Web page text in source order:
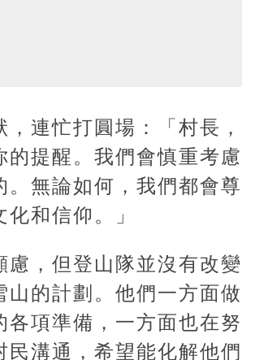
，連忙打圓場：「村長，
的提醒。我們會慎重考慮
。無論如何，我們都會尊
和信仰。」
慮，但登山隊並沒有改變
山的計劃。他們一方面做
各項準備，一方面也在努
民溝通，希望能化解他們